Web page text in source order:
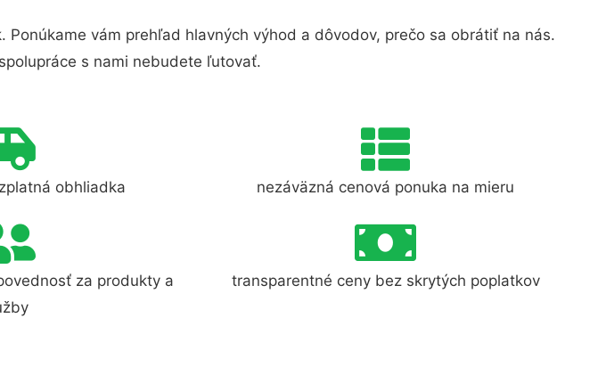
vám prehľad hlavných výhod a dôvodov, prečo sa obrátiť na nás.
s nami nebudete ľutovať.
obhliadka nezáväzná cenová ponuka na mieru
za produkty a
transparentné ceny bez skrytých poplatkov